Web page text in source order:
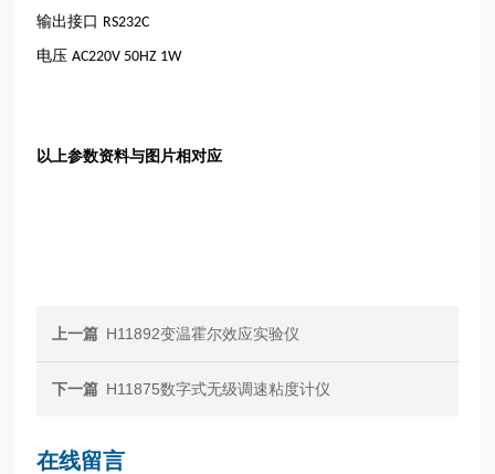
输出接口 RS232C
电压 AC220V 50HZ 1W
以上参数资料与图片相对应
上一篇 H11892变温霍尔效应实验仪
下一篇 H11875数字式无级调速粘度计仪
在线留言